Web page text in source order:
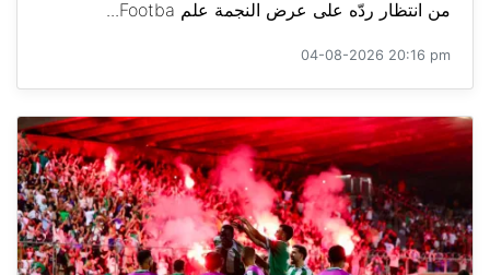
من انتظار ردّه على عرض النجمة علم Footba...
04-08-2026 20:16 pm